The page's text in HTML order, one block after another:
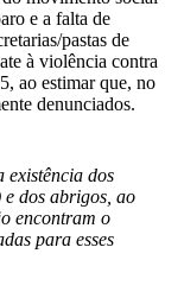
e a falta de
pastas de
à violência contra
ao estimar que, no
denunciados.
existência dos
dos abrigos, ao
encontram o
para esses